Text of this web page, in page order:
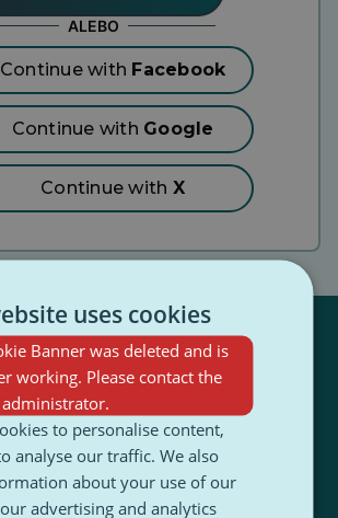
ALEBO
Continue with Facebook
Continue with Google
Continue with X
Otvorí
sa
novej
Otvorí
sa
v
novej
uses cookies
Banner was deleted and is
working. Please contact the
to personalise content,
analyse our traffic. We also
about your use of our
advertising and analytics